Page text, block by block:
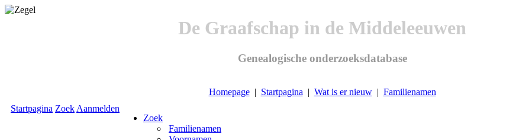
De Graafschap in de Middeleeuwen
Genealogische onderzoeksdatabase
Homepage| Startpagina | Wat is er nieuw| Familienamen
Startpagina Zoek Aanmelden
Zoek
Familienamen